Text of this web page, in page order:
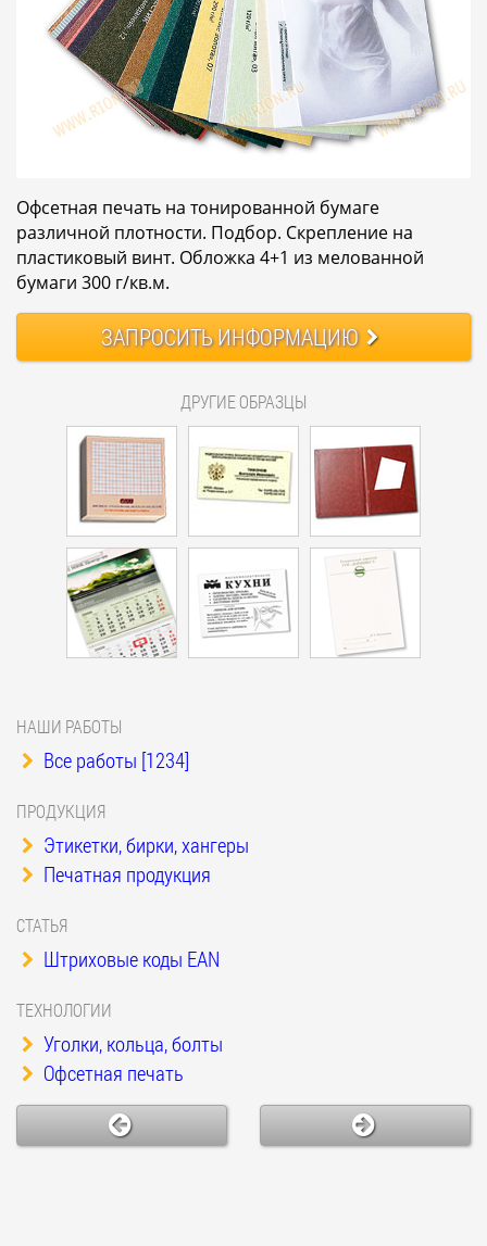
Офсетная печать на тонированной бумаге
различной плотности. Подбор. Скрепление на
пластиковый винт. Обложка 4+1 из мелованной
бумаги 300 г/кв.м.
ЗАПРОСИТЬИНФОРМАЦИЮ
ДРУГИЕ ОБРАЗЦЫ
НАШИ РАБОТЫ
Все работы [1234]
ПРОДУКЦИЯ
Этикетки, бирки, хангеры
Печатная продукция
СТАТЬЯ
Штриховые коды EAN
ТЕХНОЛОГИИ
Уголки, кольца, болты
Офсетная печать